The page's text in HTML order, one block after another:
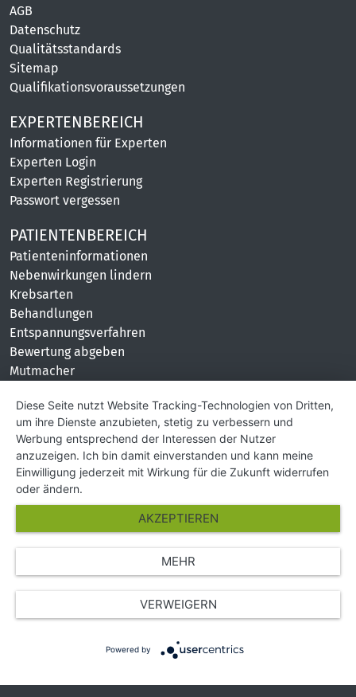
AGB
Datenschutz
Qualitätsstandards
Sitemap
Qualifikationsvoraussetzungen
EXPERTENBEREICH
Informationen für Experten
Experten Login
Experten Registrierung
Passwort vergessen
PATIENTENBEREICH
Patienteninformationen
Nebenwirkungen lindern
Krebsarten
Behandlungen
Entspannungsverfahren
Bewertung abgeben
Mutmacher
KONTAKT
Impressum
Hilfe und Kontakt
Partner
Presse
Über Uns
© Copyright 2026 SGK Stärker gegen Krebs
Diese Seite nutzt Website Tracking-Technologien von Dritten,
um ihre Dienste anzubieten, stetig zu verbessern und
Werbung entsprechend der Interessen der Nutzer
anzuzeigen. Ich bin damit einverstanden und kann meine
Einwilligung jederzeit mit Wirkung für die Zukunft widerrufen
oder ändern.
VERWEIGERN
AKZEPTIEREN
MEHR
Powered by